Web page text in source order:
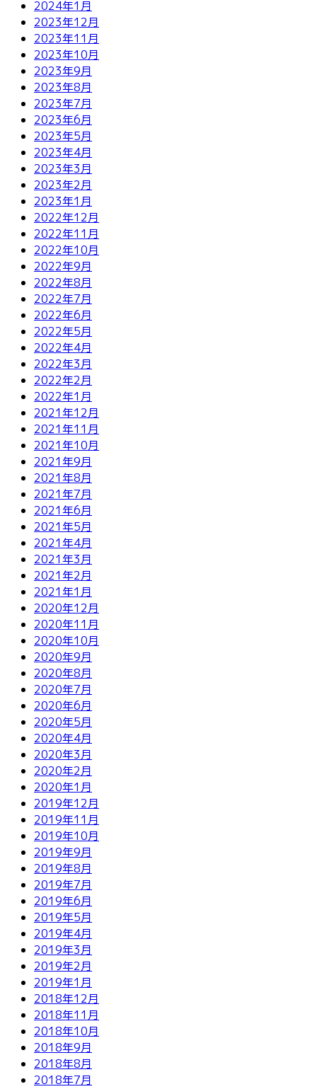
2024年1月
2023年12月
2023年11月
2023年10月
2023年9月
2023年8月
2023年7月
2023年6月
2023年5月
2023年4月
2023年3月
2023年2月
2023年1月
2022年12月
2022年11月
2022年10月
2022年9月
2022年8月
2022年7月
2022年6月
2022年5月
2022年4月
2022年3月
2022年2月
2022年1月
2021年12月
2021年11月
2021年10月
2021年9月
2021年8月
2021年7月
2021年6月
2021年5月
2021年4月
2021年3月
2021年2月
2021年1月
2020年12月
2020年11月
2020年10月
2020年9月
2020年8月
2020年7月
2020年6月
2020年5月
2020年4月
2020年3月
2020年2月
2020年1月
2019年12月
2019年11月
2019年10月
2019年9月
2019年8月
2019年7月
2019年6月
2019年5月
2019年4月
2019年3月
2019年2月
2019年1月
2018年12月
2018年11月
2018年10月
2018年9月
2018年8月
2018年7月